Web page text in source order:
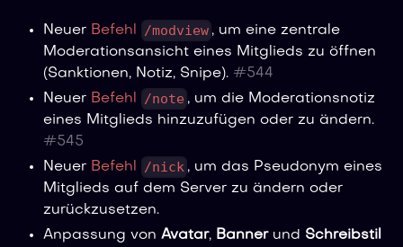
Neuer Befehl /modview , um eine zentrale
Moderationsansicht eines Mitglieds zu öffnen
(Sanktionen, Notiz, Snipe). #544
Neuer Befehl /note , um die Moderationsnotiz
eines Mitglieds hinzuzufügen oder zu ändern.
#545
Neuer Befehl /nick , um das Pseudonym eines
Mitglieds auf dem Server zu ändern oder
zurückzusetzen.
Anpassung von Avatar, Bannerund Schreibstil